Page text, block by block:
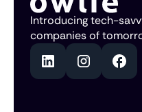
Introducing tech-
companies of